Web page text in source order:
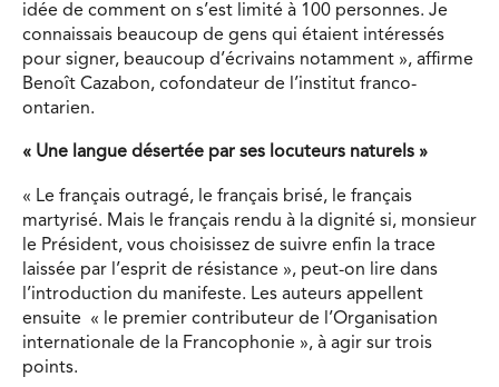
idée de comment on s’est limité à 100 personnes. Je
connaissais beaucoup de gens qui étaient intéressés
pour signer, beaucoup d’écrivains notamment », affirme
Benoît Cazabon, cofondateur de l’institut franco-
ontarien.
« Une langue désertée par ses locuteurs naturels »
« Le français outragé, le français brisé, le français
martyrisé. Mais le français rendu à la dignité si, monsieur
le Président, vous choisissez de suivre enfin la trace
laissée par l’esprit de résistance », peut-on lire dans
l’introduction du manifeste. Les auteurs appellent
ensuite « le premier contributeur de l’Organisation
internationale de la Francophonie », à agir sur trois
points.